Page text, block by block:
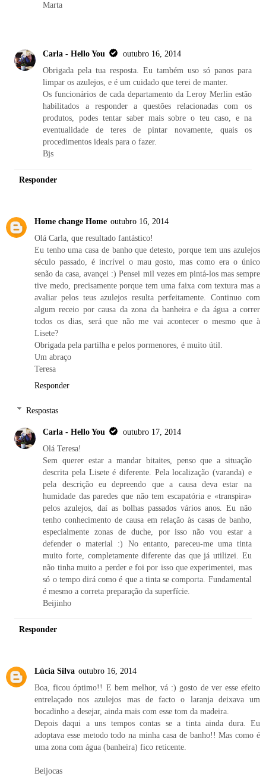
Marta
Carla - Hello You
outubro 16, 2014
Obrigada pela tua resposta. Eu também uso só panos para
limpar os azulejos, e é um cuidado que terei de manter.
Os funcionários de cada departamento da Leroy Merlin estão
habilitados a responder a questões relacionadas com os
produtos, podes tentar saber mais sobre o teu caso, e na
eventualidade de teres de pintar novamente, quais os
procedimentos ideais para o fazer.
Bjs
Responder
Home change Home outubro 16, 2014
Olá Carla, que resultado fantástico!
Eu tenho uma casa de banho que detesto, porque tem uns azulejos
século passado, é incrível o mau gosto, mas como era o único
senão da casa, avançei :) Pensei mil vezes em pintá-los mas sempre
tive medo, precisamente porque tem uma faixa com textura mas a
avaliar pelos teus azulejos resulta perfeitamente. Continuo com
algum receio por causa da zona da banheira e da água a correr
todos os dias, será que não me vai acontecer o mesmo que à
Lisete?
Obrigada pela partilha e pelos pormenores, é muito útil.
Um abraço
Teresa
Responder
Respostas
Carla - Hello You
outubro 17, 2014
Olá Teresa!
Sem querer estar a mandar bitaites, penso que a situação
descrita pela Lisete é diferente. Pela localização (varanda) e
pela descrição eu depreendo que a causa deva estar na
humidade das paredes que não tem escapatória e «transpira»
pelos azulejos, daí as bolhas passados vários anos. Eu não
tenho conhecimento de causa em relação às casas de banho,
especialmente zonas de duche, por isso não vou estar a
defender o material :) No entanto, pareceu-me uma tinta
muito forte, completamente diferente das que já utilizei. Eu
não tinha muito a perder e foi por isso que experimentei, mas
só o tempo dirá como é que a tinta se comporta. Fundamental
é mesmo a correta preparação da superfície.
Beijinho
Responder
Lúcia Silva outubro 16, 2014
Boa, ficou óptimo!! E bem melhor, vá :) gosto de ver esse efeito
entrelaçado nos azulejos mas de facto o laranja deixava um
bocadinho a desejar, ainda mais com esse tom da madeira.
Depois daqui a uns tempos contas se a tinta ainda dura. Eu
adoptava esse metodo todo na minha casa de banho!! Mas como é
uma zona com água (banheira) fico reticente.
Beijocas